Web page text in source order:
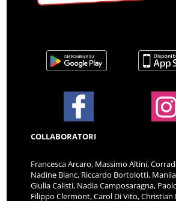
COLLABORATORI
Francesca Arcaro, Massimo Altini,
Nadine Blanc, Riccardo Bortolotti,
Giulia Calisti, Nadia Camposaragna,
Filippo Clermont, Carol Di Vito, Christian